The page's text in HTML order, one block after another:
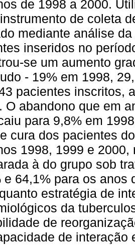
de 1998 a 2000.
de coleta
mediante análise
inseridos no
se um aumento
- 19% em 1998,
pacientes inscritos,
O abandono que em
para 9,8% em
cura dos pacientes
1998, 1999 e
à do grupo sob
e 64,1% para os anos
estratégia de
da
de
de interação